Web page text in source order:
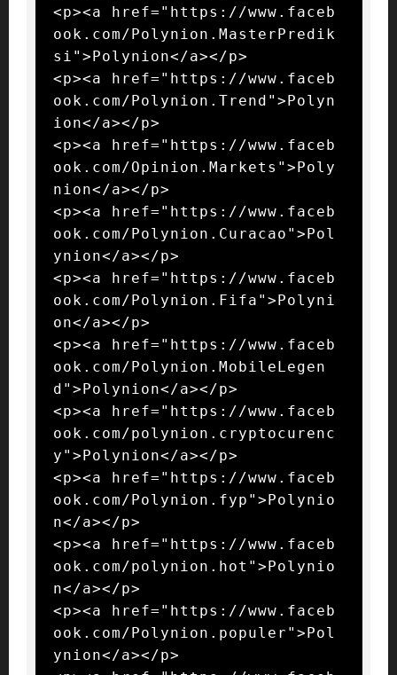
<p><a href="https://www.faceb
ook.com/Polynion.MasterPredik
si">Polynion</a></p>
<p><a href="https://www.faceb
ook.com/Polynion.Trend">Polyn
ion</a></p>
<p><a href="https://www.faceb
ook.com/Opinion.Markets">Poly
nion</a></p>
<p><a href="https://www.faceb
ook.com/Polynion.Curacao">Pol
ynion</a></p>
<p><a href="https://www.faceb
ook.com/Polynion.Fifa">Polyni
on</a></p>
<p><a href="https://www.faceb
ook.com/Polynion.MobileLegen
d">Polynion</a></p>
<p><a href="https://www.faceb
ook.com/polynion.cryptocurenc
y">Polynion</a></p>
<p><a href="https://www.faceb
ook.com/Polynion.fyp">Polynio
n</a></p>
<p><a href="https://www.faceb
ook.com/polynion.hot">Polynio
n</a></p>
<p><a href="https://www.faceb
ook.com/Polynion.populer">Pol
ynion</a></p>